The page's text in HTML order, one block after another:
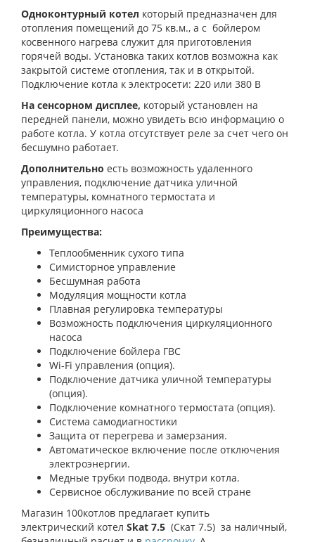
Одноконтурный котел который предназначен для
отопления помещений до 75 кв.м., а с бойлером
косвенного нагрева служит для приготовления
горячей воды. Установка таких котлов возможна как
закрытой системе отопления, так и в открытой.
Подключение котла к электросети: 220 или 380 В
На сенсорном дисплее, который установлен на
передней панели, можно увидеть всю информацию о
работе котла. У котла отсутствует реле за счет чего он
бесшумно работает.
Дополнительно есть возможность удаленного
управления, подключение датчика уличной
температуры, комнатного термостата и
циркуляционного насоса
Преимущества:
Теплообменник сухого типа
Симисторное управление
Бесшумная работа
Модуляция мощности котла
Плавная регулировка температуры
Возможность подключения циркуляционного
насоса
Подключение бойлера ГВС
Wi-Fi управления (опция).
Подключение датчика уличной температуры
(опция).
Подключение комнатного термостата (опция).
Система самодиагностики
Защита от перегрева и замерзания.
Автоматическое включение после отключения
электроэнергии.
Медные трубки подвода, внутри котла.
Сервисное обслуживание по всей стране
Магазин 100котлов предлагает купить
электрический котел Skat 7.5 (Скат 7.5) за наличный,